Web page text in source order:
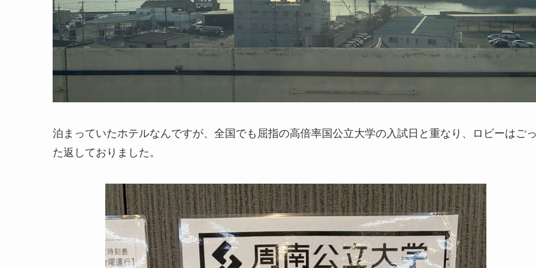
泊まっていたホテルなんですが、全国でも屈指の高倍率国公立大学の入試日と重なり、ロビーはご
た返しておりました。